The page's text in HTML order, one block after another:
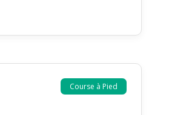
Course à Pied